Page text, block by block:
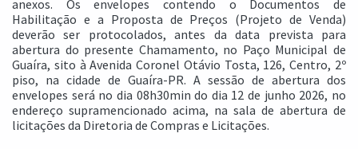
anexos. Os envelopes contendo o Documentos de
Habilitação e a Proposta de Preços (Projeto de Venda)
deverão ser protocolados, antes da data prevista para
abertura do presente Chamamento, no Paço Municipal de
Guaíra, sito à Avenida Coronel Otávio Tosta, 126, Centro, 2º
piso, na cidade de Guaíra-PR. A sessão de abertura dos
envelopes será no dia 08h30min do dia 12 de junho 2026, no
endereço supramencionado acima, na sala de abertura de
licitações da Diretoria de Compras e Licitações.